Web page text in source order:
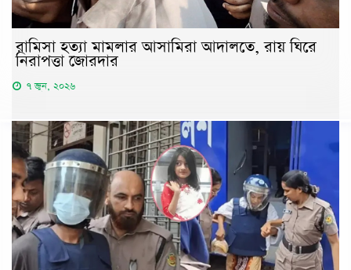
রামিসা হত্যা মামলার আসামিরা আদালতে, রায় ঘিরে
নিরাপত্তা জোরদার
৭ জুন, ২০২৬